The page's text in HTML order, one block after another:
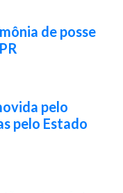
de posse
pelo
pelo Estado